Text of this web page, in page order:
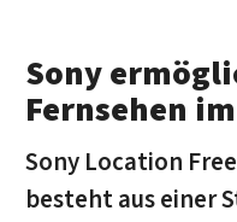
Sony
Fernsehen
Sony Location
besteht aus einer